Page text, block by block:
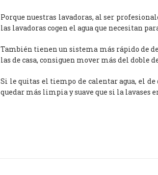
Porque nuestras lavadoras, al ser
las lavadoras cogen el agua que necesitan
También tienen un sistema más rápido de
las de casa, consiguen mover más del doble
Si le quitas el tiempo de calentar agua, el de
quedar más limpia y suave que si la lavases